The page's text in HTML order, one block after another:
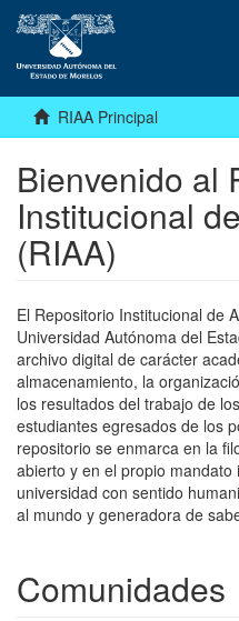
RIAA Principal
Bienvenido al
Institucional
(RIAA)
El Repositorio Institucional de
Universidad Autónoma del
archivo digital de carácter
almacenamiento, la
los resultados del trabajo de
estudiantes egresados de los
repositorio se enmarca en la
abierto y en el propio mandato
universidad con sentido
al mundo y generadora de
Comunidades